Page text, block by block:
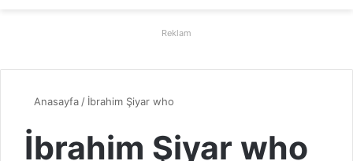
Reklam
Anasayfa / İbrahim Şiyar who
İbrahim Şiyar who